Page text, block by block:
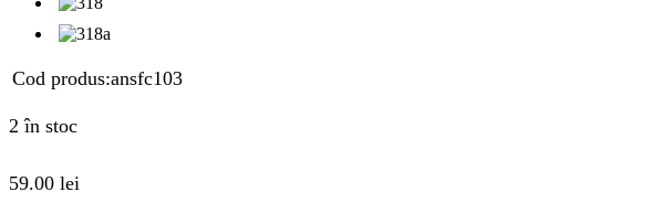
Cod produs:ansfc103
2 în stoc
59.00 lei